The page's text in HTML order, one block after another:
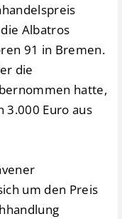
Albatros
91 in Bremen.
die
hatte,
3.000 Euro aus
um den Preis